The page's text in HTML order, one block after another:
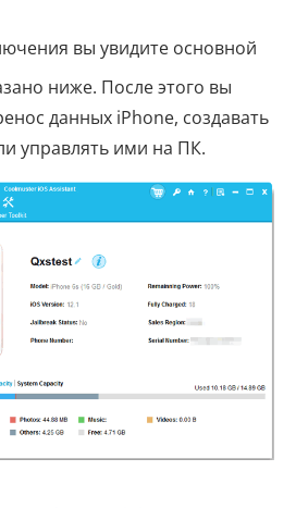
вы увидите основной
ниже. После этого вы
данных iPhone, создавать
управлять ими на ПК.